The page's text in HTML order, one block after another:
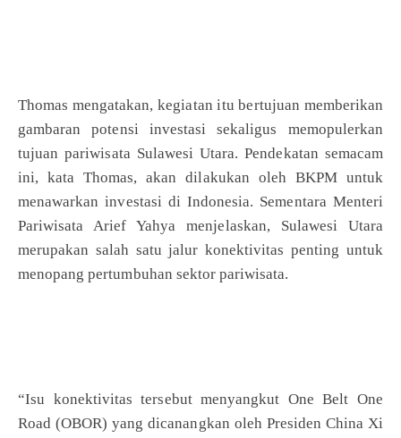
Thomas mengatakan, kegiatan itu bertujuan memberikan
gambaran potensi investasi sekaligus memopulerkan
tujuan pariwisata Sulawesi Utara. Pendekatan semacam
ini, kata Thomas, akan dilakukan oleh BKPM untuk
menawarkan investasi di Indonesia. Sementara Menteri
Pariwisata Arief Yahya menjelaskan, Sulawesi Utara
merupakan salah satu jalur konektivitas penting untuk
menopang pertumbuhan sektor pariwisata.
“Isu konektivitas tersebut menyangkut One Belt One
Road (OBOR) yang dicanangkan oleh Presiden China Xi